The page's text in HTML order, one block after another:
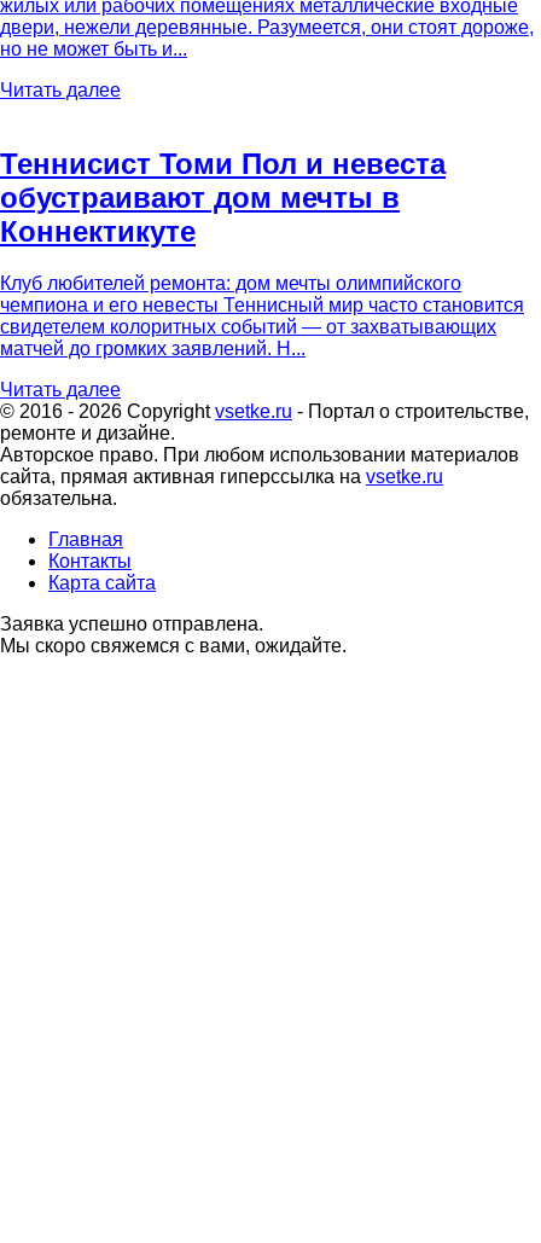
жилых или рабочих помещениях металлические входные
двери, нежели деревянные. Разумеется, они стоят дороже,
но не может быть и...
Читать далее
Теннисист Томи Пол и невеста
обустраивают дом мечты в
Коннектикуте
Клуб любителей ремонта: дом мечты олимпийского
чемпиона и его невесты Теннисный мир часто становится
свидетелем колоритных событий — от захватывающих
матчей до громких заявлений. Н...
Читать далее
© 2016 - 2026 Copyrightvsetke.ru - Портал о строительстве,
ремонте и дизайне.
Авторское право. При любом использовании материалов
сайта, прямая активная гиперссылка на vsetke.ru
обязательна.
Главная
Контакты
Карта сайта
Заявка успешно отправлена.
Мы скоро свяжемся с вами, ожидайте.